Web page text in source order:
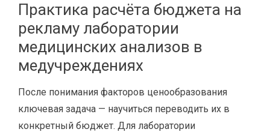
Практика расчёта бюджета на
рекламу лаборатории
медицинских анализов в
медучреждениях
После понимания факторов ценообразования
ключевая задача — научиться переводить их в
конкретный бюджет. Для лаборатории